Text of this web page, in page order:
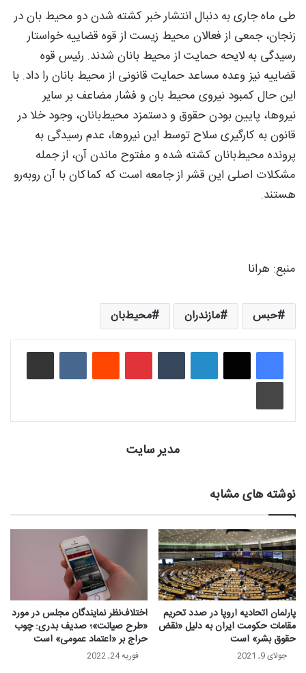
طی ماه جاری به دنبال انتشار خبر کشته شدن دو محیط بان در
زنجان، جمعی از فعالان محیط زیست از قوه قضاییه خواستار
رسیدگی به لایحه حمایت از محیط بانان شدند. رئیس قوه
قضاییه نیز وعده مساعد حمایت قانونی از محیط بانان را داد. با
این حال کمبود نیروی محیط بان و فشار مضاعف بر سایر
نیروها، پایین بودن حقوق و دستمزد محیط‌بانان، وجود خلا در
قانون به کارگیری سلاح توسط این نیروها، عدم رسیدگی به
پرونده محیط‌بانان کشته شده و مفتوح ماندن آن، از جمله
مشکلات اصلی این قشر از جامعه است که کماکان با آن روبه‌رو
هستند.
منبع: هرانا
حبس مازندران محیط‌بان
لینکدین ‫پین‌ترست ‫رددیت
چاپ
مدیر سایت
نوشته های مشابه
پارلمان اتحادیه اروپا در صدد تحریم
مقامات حکومت ایران به دلیل «نقض
حقوق بشر» است
جولای 9, 2021
اختلاف‌نظر نمایندگان مجلس در مورد
«طرح صیانت»؛ صدیف بدری: چوب
حراج بر «اعتماد عمومی» است
فوریه 24, 2022